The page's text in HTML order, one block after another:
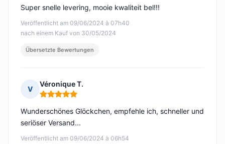
Veröffentlicht am 09/06/2024 à 07h40
nach einem Kauf von 30/05/2024
Super snelle levering, mooie kwaliteit bel!!!
Übersetzte Bewertungen
V
Véronique T.
Hinweis: 5 von 5
Veröffentlicht am 09/06/2024 à 06h54
Wunderschönes Glöckchen, empfehle ich, schneller und
seriöser Versand...